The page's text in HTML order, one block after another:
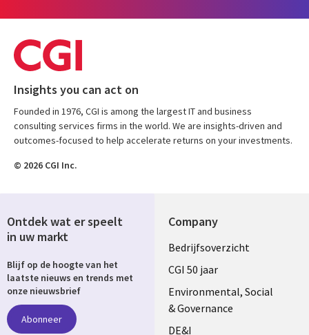
Insights you can act on
Founded in 1976, CGI is among the largest IT and business
consulting services firms in the world. We are insights-driven and
outcomes-focused to help accelerate returns on your investments.
© 2026 CGI Inc.
Company
Useful
links
NETHERLANDS
Bedrijfsoverzicht
CGI 50 jaar
Environmental, Social
& Governance
DE&I
Ontdek wat er speelt
in uw markt
Blijf op de hoogte van het
laatste nieuws en trends met
onze nieuwsbrief
Abonneer